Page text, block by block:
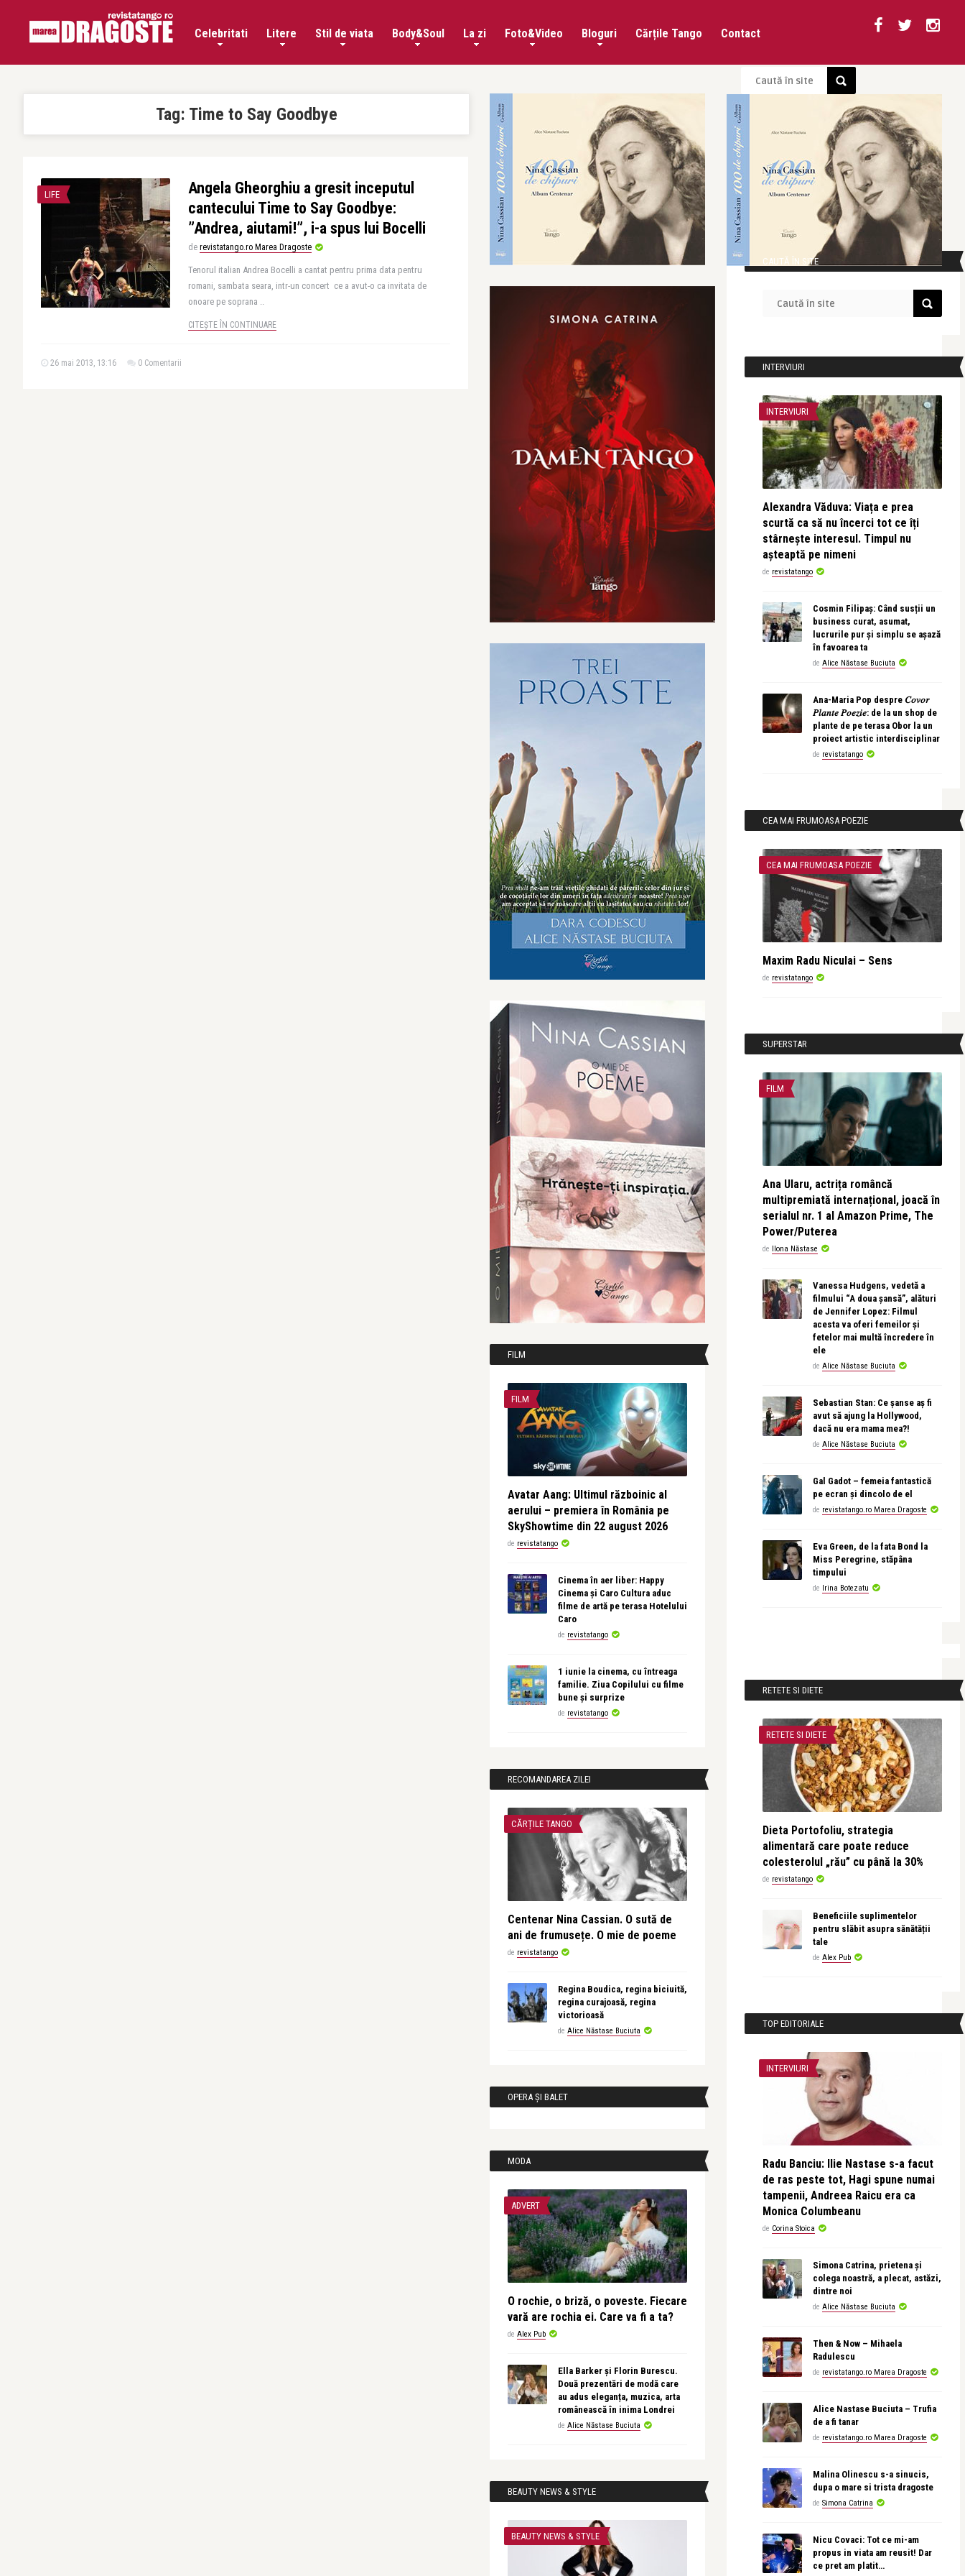
Celebritati Litere Stil de viata Body&Soul La zi Foto&Video Bloguri Cărțile Tango Contact
Tag: Time to Say Goodbye
LIFE
Angela Gheorghiu a gresit inceputul
cantecului Time to Say Goodbye:
”Andrea, aiutami!”, i-a spus lui Bocelli
de revistatango.ro Marea Dragoste
Tenorul italian Andrea Bocelli a cantat pentru prima data pentru
romani, sambata seara, intr-un concert ce a avut-o ca invitata de
onoare pe soprana ..
CITEȘTE ÎN CONTINUARE
26 mai 2013, 13:16 0 Comentarii
FILM
FILM
Avatar Aang: Ultimul războinic al
aerului – premiera în România pe
SkyShowtime din 22 august 2026
de revistatango
Cinema în aer liber: Happy
Cinema și Caro Cultura aduc
filme de artă pe terasa Hotelului
Caro
de revistatango
1 iunie la cinema, cu întreaga
familie. Ziua Copilului cu filme
bune și surprize
de revistatango
RECOMANDAREA ZILEI
CĂRȚILE TANGO
Centenar Nina Cassian. O sută de
ani de frumusețe. O mie de poeme
de revistatango
Regina Boudica, regina biciuită,
regina curajoasă, regina
victorioasă
de Alice Năstase Buciuta
OPERA ȘI BALET
MODA
ADVERT
O rochie, o briză, o poveste. Fiecare
vară are rochia ei. Care va fi a ta?
de Alex Pub
Ella Barker și Florin Burescu.
Două prezentări de modă care
au adus eleganța, muzica, arta
românească în inima Londrei
de Alice Năstase Buciuta
BEAUTY NEWS & STYLE
BEAUTY NEWS & STYLE
CAUTĂ ÎN SITE
INTERVIURI
INTERVIURI
Alexandra Văduva: Viața e prea
scurtă ca să nu încerci tot ce îți
stârnește interesul. Timpul nu
așteaptă pe nimeni
de revistatango
Cosmin Filipaș: Când susții un
business curat, asumat,
lucrurile pur și simplu se așază
în favoarea ta
de Alice Năstase Buciuta
Ana-Maria Pop despre 𝐶𝑜𝑣𝑜𝑟
𝑃𝑙𝑎𝑛𝑡𝑒 𝑃𝑜𝑒𝑧𝑖𝑒: de la un shop de
plante de pe terasa Obor la un
proiect artistic interdisciplinar
de revistatango
CEA MAI FRUMOASA POEZIE
CEA MAI FRUMOASA POEZIE
Maxim Radu Niculai – Sens
de revistatango
SUPERSTAR
FILM
Ana Ularu, actrița româncă
multipremiată internațional, joacă în
serialul nr. 1 al Amazon Prime, The
Power/Puterea
de Ilona Năstase
Vanessa Hudgens, vedetă a
filmului “A doua șansă”, alături
de Jennifer Lopez: Filmul
acesta va oferi femeilor și
fetelor mai multă încredere în
ele
de Alice Năstase Buciuta
Sebastian Stan: Ce șanse aș fi
avut să ajung la Hollywood,
dacă nu era mama mea?!
de Alice Năstase Buciuta
Gal Gadot – femeia fantastică
pe ecran și dincolo de el
de revistatango.ro Marea Dragoste
Eva Green, de la fata Bond la
Miss Peregrine, stăpâna
timpului
de Irina Botezatu
RETETE SI DIETE
RETETE SI DIETE
Dieta Portofoliu, strategia
alimentară care poate reduce
colesterolul „rău” cu până la 30%
de revistatango
Beneficiile suplimentelor
pentru slăbit asupra sănătății
tale
de Alex Pub
TOP EDITORIALE
INTERVIURI
Radu Banciu: Ilie Nastase s-a facut
de ras peste tot, Hagi spune numai
tampenii, Andreea Raicu era ca
Monica Columbeanu
de Corina Stoica
Simona Catrina, prietena și
colega noastră, a plecat, astăzi,
dintre noi
de Alice Năstase Buciuta
Then & Now – Mihaela
Radulescu
de revistatango.ro Marea Dragoste
Alice Nastase Buciuta – Trufia
de a fi tanar
de revistatango.ro Marea Dragoste
Malina Olinescu s-a sinucis,
dupa o mare si trista dragoste
de Simona Catrina
Nicu Covaci: Tot ce mi-am
propus in viata am reusit! Dar
ce pret am platit…